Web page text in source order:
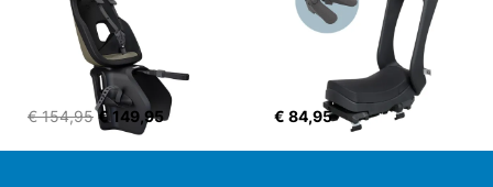
€ 154,95 € 149,95 € 84,95